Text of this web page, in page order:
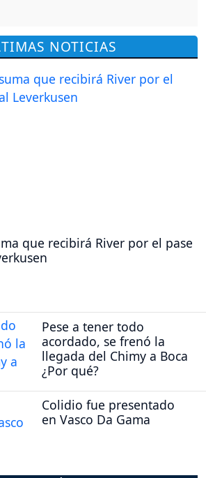
NOTICIAS
que recibirá River por el pase
Pese a tener todo
acordado, se frenó la
llegada del Chimy a Boca
¿Por qué?
Colidio fue presentado
en Vasco Da Gama